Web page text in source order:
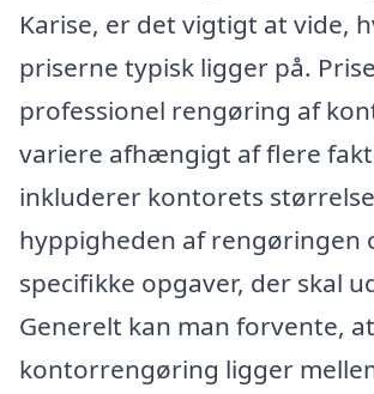
Karise, er det vigtigt at vide,
priserne typisk ligger på.
professionel rengøring af
variere afhængigt af flere
inkluderer kontorets
hyppigheden af rengøringen
specifikke opgaver, der skal
Generelt kan man forvente,
kontorrengøring ligger